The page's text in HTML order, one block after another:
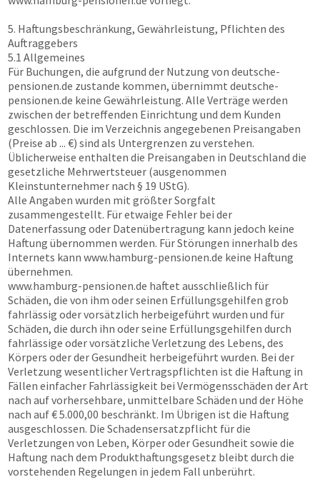
5. Haftungsbeschränkung, Gewährleistung, Pflichten des
Auftraggebers
5.1 Allgemeines
Für Buchungen, die aufgrund der Nutzung von deutsche-
pensionen.de zustande kommen, übernimmt deutsche-
pensionen.de keine Gewährleistung. Alle Verträge werden
zwischen der betreffenden Einrichtung und dem Kunden
geschlossen. Die im Verzeichnis angegebenen Preisangaben
(Preise ab ... €) sind als Untergrenzen zu verstehen.
Üblicherweise enthalten die Preisangaben in Deutschland die
gesetzliche Mehrwertsteuer (ausgenommen
Kleinstunternehmer nach § 19 UStG).
Alle Angaben wurden mit größter Sorgfalt
zusammengestellt. Für etwaige Fehler bei der
Datenerfassung oder Datenübertragung kann jedoch keine
Haftung übernommen werden. Für Störungen innerhalb des
Internets kann www.hamburg-pensionen.de keine Haftung
übernehmen.
www.hamburg-pensionen.de haftet ausschließlich für
Schäden, die von ihm oder seinen Erfüllungsgehilfen grob
fahrlässig oder vorsätzlich herbeigeführt wurden und für
Schäden, die durch ihn oder seine Erfüllungsgehilfen durch
fahrlässige oder vorsätzliche Verletzung des Lebens, des
Körpers oder der Gesundheit herbeigeführt wurden. Bei der
Verletzung wesentlicher Vertragspflichten ist die Haftung in
Fällen einfacher Fahrlässigkeit bei Vermögensschäden der Art
nach auf vorhersehbare, unmittelbare Schäden und der Höhe
nach auf € 5.000,00 beschränkt. Im Übrigen ist die Haftung
ausgeschlossen. Die Schadensersatzpflicht für die
Verletzungen von Leben, Körper oder Gesundheit sowie die
Haftung nach dem Produkthaftungsgesetz bleibt durch die
vorstehenden Regelungen in jedem Fall unberührt.